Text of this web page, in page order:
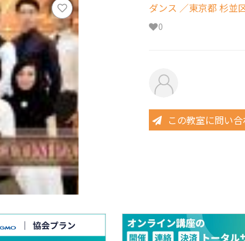
ダンス ／東京都 杉並
0
この教室に問い